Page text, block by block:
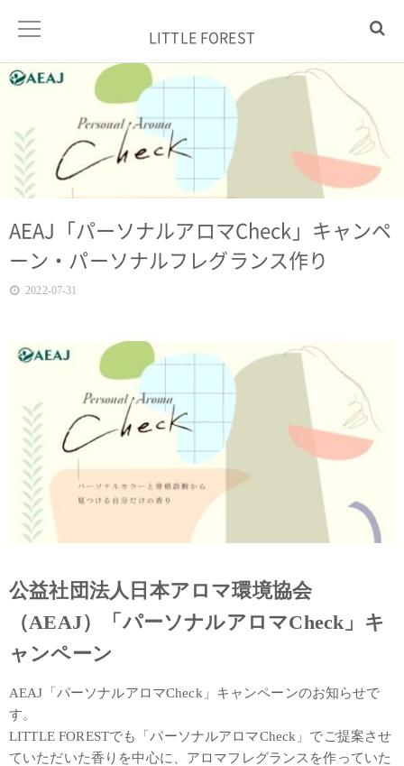
LITTLE FOREST
AEAJ「パーソナルアロマCheck」キャンペ
ーン・パーソナルフレグランス作り
2022-07-31
公益社団法人日本アロマ環境協会
（AEAJ）「パーソナルアロマCheck」キ
ャンペーン
AEAJ「パーソナルアロマCheck」キャンペーンのお知らせで
す。
LITTLE FORESTでも「パーソナルアロマCheck」でご提案させ
ていただいた香りを中心に、アロマフレグランスを作っていた